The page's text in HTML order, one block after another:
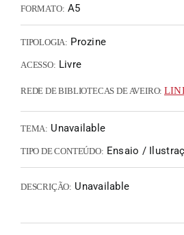
FORMATO: A5
TIPOLOGIA: Prozine
ACESSO: Livre
REDE DE BIBLIOTECAS DE AVEIRO:
TEMA: Unavailable
TIPO DE CONTEÚDO: Ensaio /
DESCRIÇÃO: Unavailable